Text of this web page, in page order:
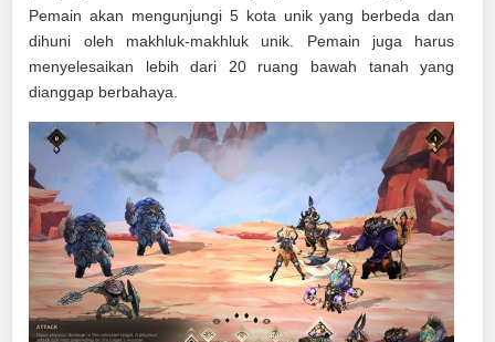
Pemain akan mengunjungi 5 kota unik yang berbeda dan
dihuni oleh makhluk-makhluk unik. Pemain juga harus
menyelesaikan lebih dari 20 ruang bawah tanah yang
dianggap berbahaya.